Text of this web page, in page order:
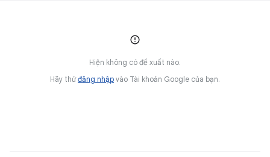
Hiện không có đề xuất nào.
Hãy thửđăng nhập vào Tài khoản Google của bạn.